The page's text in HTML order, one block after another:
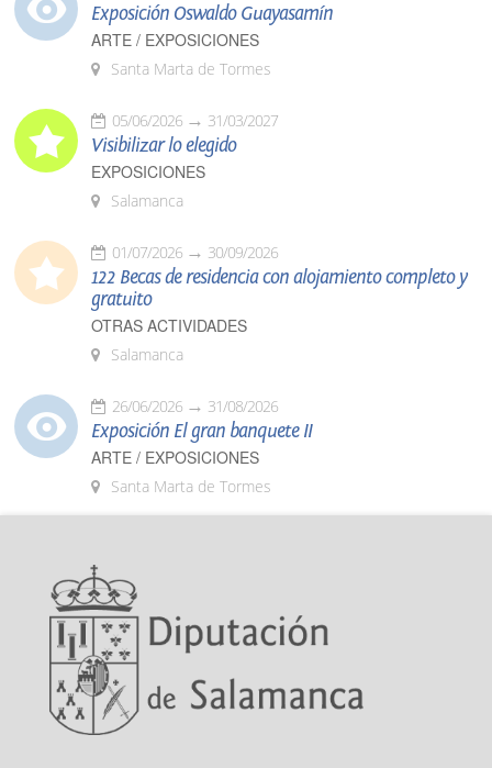
Exposición Oswaldo Guayasamín
ARTE / EXPOSICIONES
Santa Marta de Tormes
05/06/2026 31/03/2027
Visibilizar lo elegido
EXPOSICIONES
Salamanca
01/07/2026 30/09/2026
122 Becas de residencia con alojamiento completo y
gratuito
OTRAS ACTIVIDADES
Salamanca
26/06/2026 31/08/2026
Exposición El gran banquete II
ARTE / EXPOSICIONES
Santa Marta de Tormes